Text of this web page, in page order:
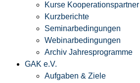
Kurse Kooperationspartner
Kurzberichte
Seminarbedingungen
Webinarbedingungen
Archiv Jahresprogramme
GAK e.V.
Aufgaben & Ziele